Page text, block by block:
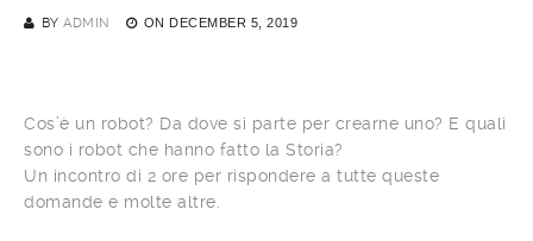
BY ADMIN ON DECEMBER 5, 2019
Cos’è un robot? Da dove si parte per crearne uno? E quali
sono i robot che hanno fatto la Storia?
Un incontro di 2 ore per rispondere a tutte queste
domande e molte altre.